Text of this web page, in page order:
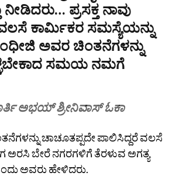
ನೀಡಿದರು… ಪ್ರಸಕ್ತ ನಾವು
ಕಾರ್ಮಿಕರ ಸಮಸ್ಯೆಯನ್ನು
ಅವರ ಚಿಂತನೆಗಳನ್ನು
ಸಮಯ ನಮಗೆ
ಅಭಯ್ ಶ್ರೀನಿವಾಸ್ ಓಕಾ
ಚಾಚೂತಪ್ಪದೇ ಪಾಲಿಸಿದ್ದರೆ ವಲಸೆ
ಅರಸಿ ಬೇರೆ ನಗರಗಳಿಗೆ ತೆರಳುವ ಅಗತ್ಯ
ಅವರು ಹೇಳಿದರು.